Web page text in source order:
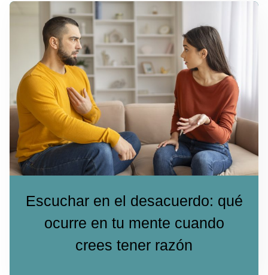
Escuchar en el desacuerdo: qué
ocurre en tu mente cuando
crees tener razón